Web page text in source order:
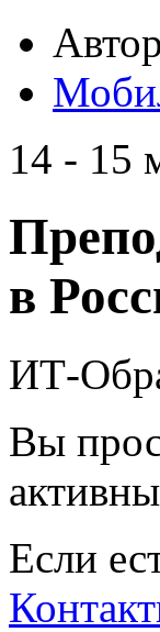
14 - 15
в
ИТ-
Вы
Если